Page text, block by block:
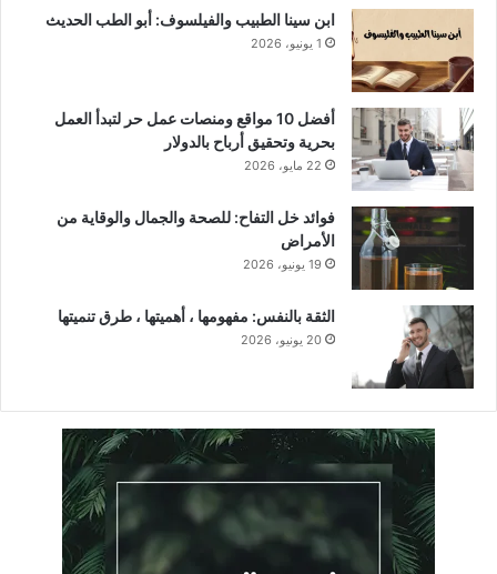
ابن سينا الطبيب والفيلسوف: أبو الطب الحديث
1 يونيو، 2026
أفضل 10 مواقع ومنصات عمل حر لتبدأ العمل
بحرية وتحقيق أرباح بالدولار
22 مايو، 2026
فوائد خل التفاح: للصحة والجمال والوقاية من
الأمراض
19 يونيو، 2026
الثقة بالنفس: مفهومها ، أهميتها ، طرق تنميتها
20 يونيو، 2026